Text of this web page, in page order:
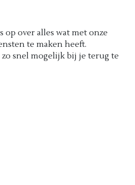
op over alles wat met onze
te maken heeft.
snel mogelijk bij je terug te